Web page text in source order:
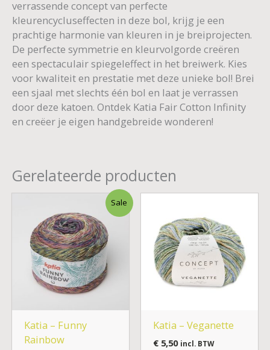
verrassende concept van perfecte
kleurencycluseffecten in deze bol, krijg je een
prachtige harmonie van kleuren in je breiprojecten.
De perfecte symmetrie en kleurvolgorde creëren
een spectaculair spiegeleffect in het breiwerk. Kies
voor kwaliteit en prestatie met deze unieke bol! Brei
een sjaal met slechts één bol en laat je verrassen
door deze katoen. Ontdek Katia Fair Cotton Infinity
en creëer je eigen handgebreide wonderen!
Gerelateerde producten
Sale
Katia – Funny
Rainbow
Oorspronkelijke
was:
€ 15,50.
Huidige
is:
€ 13,95.
Katia – Veganette
€5,50 incl. BTW